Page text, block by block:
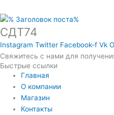
СДТ74
Instagram Twitter Facebook-f Vk
Свяжитесь с нами для
Быстрые ссылки
Главная
О компании
Магазин
Контакты